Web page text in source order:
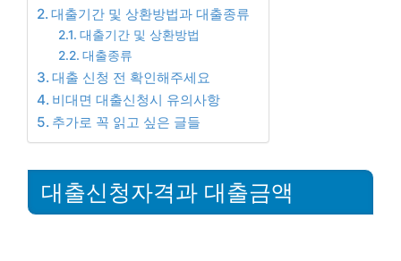
대출기간 및 상환방법과 대출종류
대출기간 및 상환방법
대출종류
대출 신청 전 확인해주세요
비대면 대출신청시 유의사항
추가로 꼭 읽고 싶은 글들
대출신청자격과 대출금액